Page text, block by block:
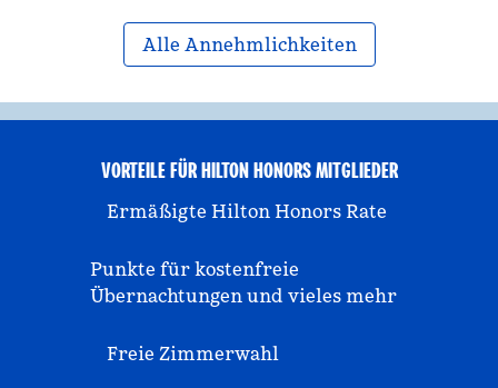
Alle Annehmlichkeiten
VORTEILE FÜR HILTON HONORS MITGLIEDER
Ermäßigte Hilton Honors Rate
Punkte für kostenfreie
Übernachtungen und vieles mehr
Freie Zimmerwahl